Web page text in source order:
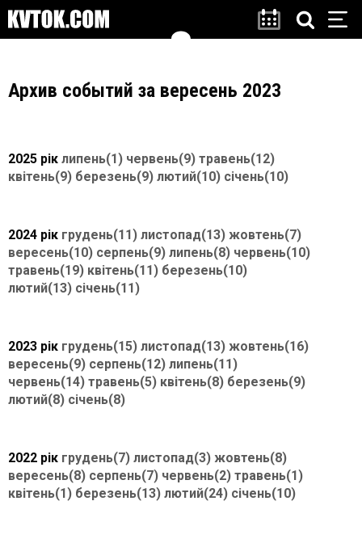
Архив событий за вересень 2023
2025 рік липень(1) червень(9) травень(12)
квітень(9) березень(9) лютий(10) січень(10)
2024 рік грудень(11) листопад(13) жовтень(7)
вересень(10) серпень(9) липень(8) червень(10)
травень(19) квітень(11) березень(10)
лютий(13) січень(11)
2023 рік грудень(15) листопад(13) жовтень(16)
вересень(9) серпень(12) липень(11)
червень(14) травень(5) квітень(8) березень(9)
лютий(8) січень(8)
2022 рік грудень(7) листопад(3) жовтень(8)
вересень(8) серпень(7) червень(2) травень(1)
квітень(1) березень(13) лютий(24) січень(10)